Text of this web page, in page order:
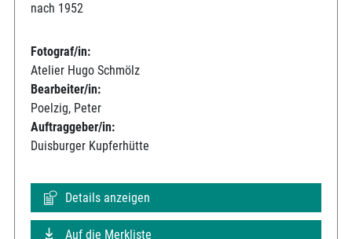
nach 1952
Fotograf/in:
Atelier Hugo Schmölz
Bearbeiter/in:
Poelzig, Peter
Auftraggeber/in:
Duisburger Kupferhütte
Details anzeigen
Auf die Merkliste